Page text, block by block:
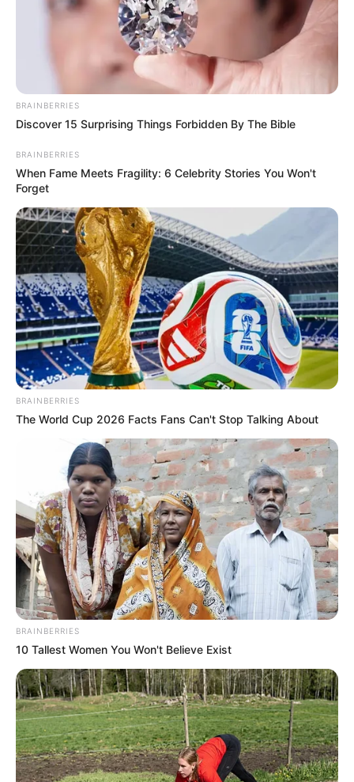
BRAINBERRIES
Discover 15 Surprising Things Forbidden By The Bible
BRAINBERRIES
When Fame Meets Fragility: 6 Celebrity Stories You Won't
Forget
BRAINBERRIES
The World Cup 2026 Facts Fans Can't Stop Talking About
BRAINBERRIES
10 Tallest Women You Won't Believe Exist